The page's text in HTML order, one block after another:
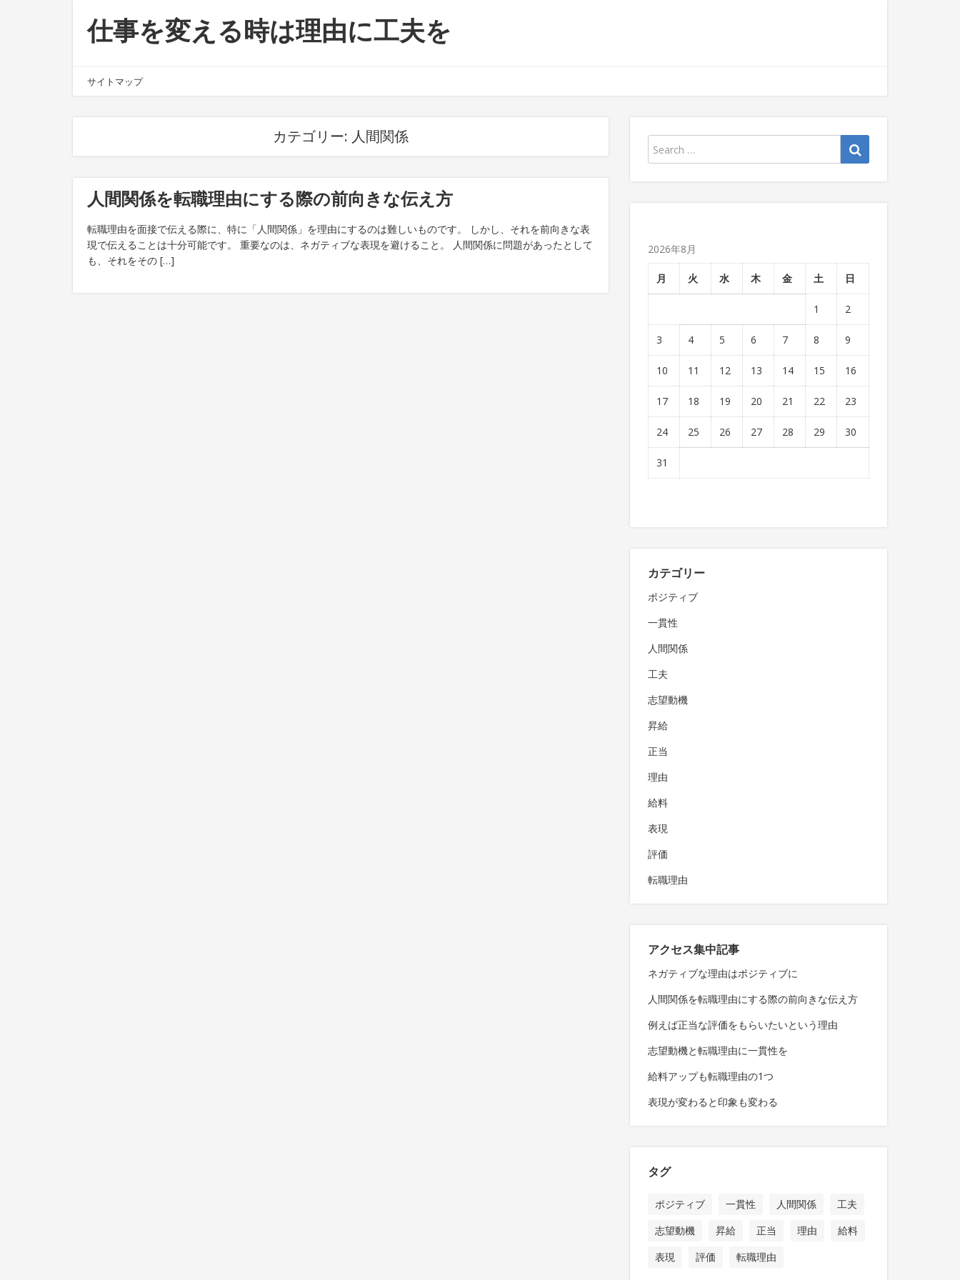
仕事を変える時は理由に工夫を
サイトマップ
カテゴリー: 人間関係
人間関係を転職理由にする際の前向きな伝え方
転職理由を面接で伝える際に、特に「人間関係」を理由にするのは難しいものです。 しかし、それを前向きな表
現で伝えることは十分可能です。 重要なのは、ネガティブな表現を避けること。 人間関係に問題があったとして
も、それをその […]
2026年8月
月 火 水 木 金 土 日
1 2
3 4 5 6 7 8 9
10 11 12 13 14 15 16
17 18 19 20 21 22 23
24 25 26 27 28 29 30
31
カテゴリー
ポジティブ
一貫性
人間関係
工夫
志望動機
昇給
正当
理由
給料
表現
評価
転職理由
アクセス集中記事
ネガティブな理由はポジティブに
人間関係を転職理由にする際の前向きな伝え方
例えば正当な評価をもらいたいという理由
志望動機と転職理由に一貫性を
給料アップも転職理由の1つ
表現が変わると印象も変わる
タグ
ポジティブ 一貫性 人間関係
工夫
志望動機
昇給 正当 理由
給料
表現
評価 転職理由